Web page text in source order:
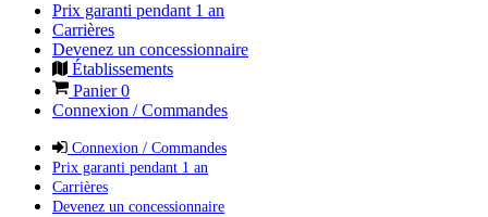
Prix garanti pendant 1 an
Carrières
Devenez un concessionnaire
Établissements
Panier0
Connexion / Commandes
Connexion / Commandes
Prix garanti pendant 1 an
Carrières
Devenez un concessionnaire